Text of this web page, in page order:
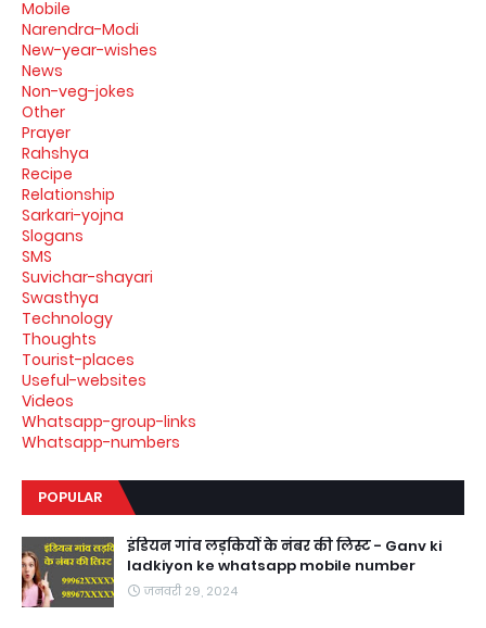
Mobile
Narendra-Modi
New-year-wishes
News
Non-veg-jokes
Other
Prayer
Rahshya
Recipe
Relationship
Sarkari-yojna
Slogans
SMS
Suvichar-shayari
Swasthya
Technology
Thoughts
Tourist-places
Useful-websites
Videos
Whatsapp-group-links
Whatsapp-numbers
POPULAR
इंडियन गांव लड़कियों के नंबर की लिस्ट - Ganv ki
ladkiyon ke whatsapp mobile number
जनवरी 29, 2024